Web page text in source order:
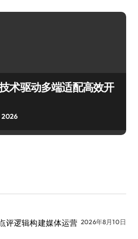
术驱动多端适配高效开
2026
评逻辑构建媒体运营 2026年8月10日